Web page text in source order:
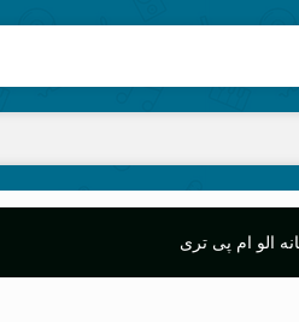
الو ام پی تری